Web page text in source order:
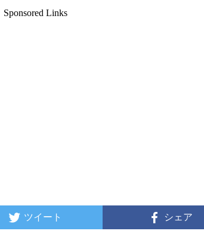
Sponsored Links
ツイート シェア